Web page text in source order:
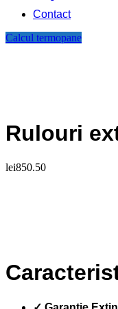
Contact
Calcul termopane
Rulouri
lei850.50